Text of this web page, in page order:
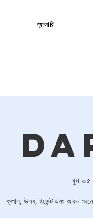
গ্যালারি
বুধ ০৫
ক্লাস, উত্সব, ইভেন্ট এবং আরও